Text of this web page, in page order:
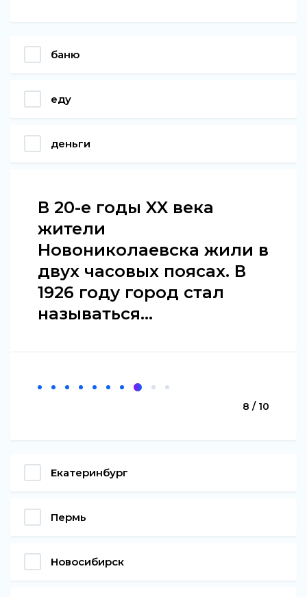
баню
еду
деньги
В 20-е годы XX века
жители
Новониколаевска жили в
двух часовых поясах. В
1926 году город стал
называться...
8 / 10
Екатеринбург
Пермь
Новосибирск